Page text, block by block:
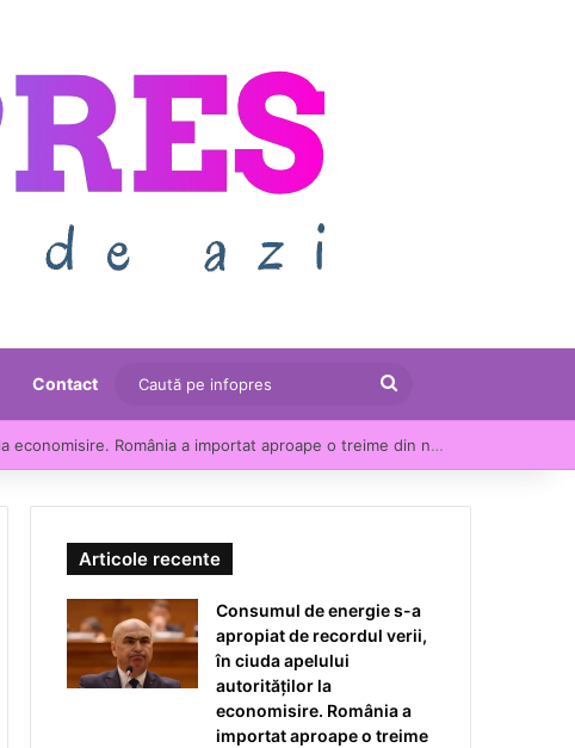
Contact
Caută
pe
infopres
Consumul de energie s-a apropiat de recordul verii, în ciuda apelului autorităților la economisire. România a importat aproape o treime din necesar
Articole recente
Consumul de energie s-a
apropiat de recordul verii,
în ciuda apelului
autorităților la
economisire. România a
importat aproape o treime